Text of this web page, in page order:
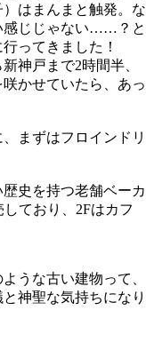
はまんまと触発。な
感じじゃない……？と
ってきました！
神戸まで2時間半、
かせていたら、あっ
まずはフロインドリ
史を持つ老舗ベーカ
ており、2Fはカフ
うな古い建物って、
神聖な気持ちになり